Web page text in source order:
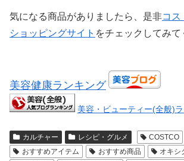
気になる商品がありましたら、是非コス
ショッピングサイト をチェックしてみて
美容健康ランキング
美容・ビューティー(全般)
カルチャー レシピ・グルメ
COSTCO
おすすめアイテム
おすすめ商品
オキシ